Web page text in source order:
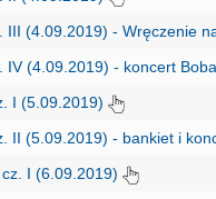
III (4.09.2019) - Wręczenie
IV (4.09.2019) - koncert
I (5.09.2019)
II (5.09.2019) - bankiet i
I (6.09.2019)